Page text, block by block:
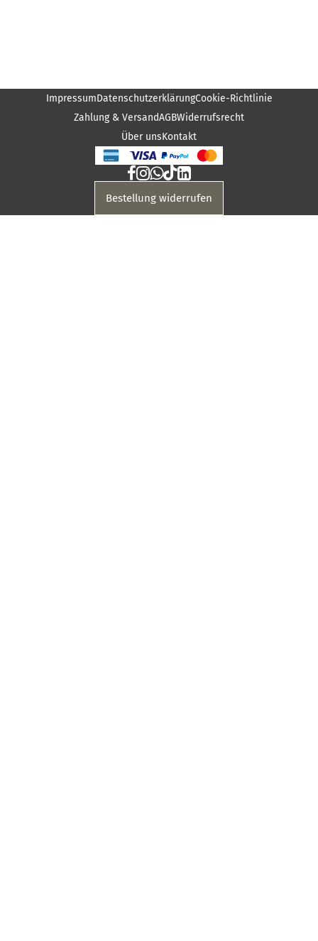
ImpressumDatenschutzerklärungCookie-Richtlinie
Zahlung & VersandAGBWiderrufsrecht
Über unsKontakt
Bestellung widerrufen